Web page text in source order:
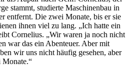
stammt, studierte Maschinenbau in
entfernt. Die zwei Monate, bis er sie
ihnen viel zu lang. „Ich hatte ein
Cornelius. „Wir waren ja noch nicht
war das ein Abenteuer. Aber mit
wir uns nicht häufig gesehen, aber
Monate.“